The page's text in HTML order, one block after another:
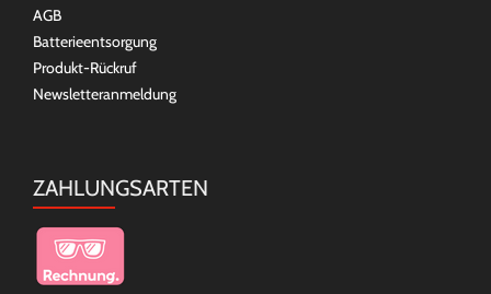
AGB
Batterieentsorgung
Produkt-Rückruf
Newsletteranmeldung
ZAHLUNGSARTEN